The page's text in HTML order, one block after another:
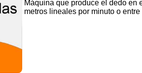
Máquina que produce el dedo en
metros lineales por minuto o